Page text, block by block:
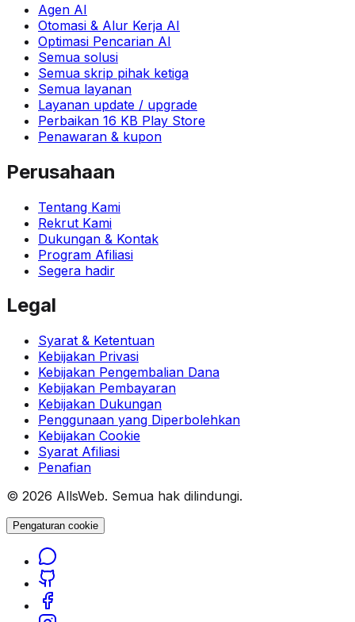
Agen AI
Otomasi & Alur Kerja AI
Optimasi Pencarian AI
Semua solusi
Semua skrip pihak ketiga
Semua layanan
Layanan update / upgrade
Perbaikan 16 KB Play Store
Penawaran & kupon
Perusahaan
Tentang Kami
Rekrut Kami
Dukungan & Kontak
Program Afiliasi
Segera hadir
Legal
Syarat & Ketentuan
Kebijakan Privasi
Kebijakan Pengembalian Dana
Kebijakan Pembayaran
Kebijakan Dukungan
Penggunaan yang Diperbolehkan
Kebijakan Cookie
Syarat Afiliasi
Penafian
© 2026 AllsWeb. Semua hak dilindungi.
Pengaturan cookie